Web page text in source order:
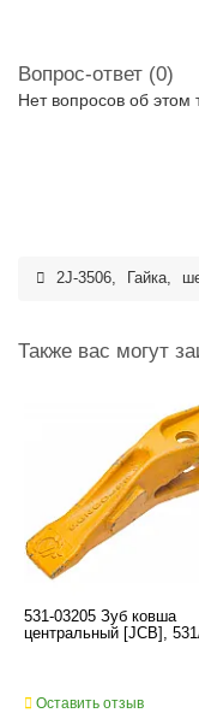
Вопрос-ответ (0)
Нет вопросов об этом
2J-3506, Гайка,
Также вас могут
531-03205 Зуб ковша
центральный [JCB],
Оставить отзыв